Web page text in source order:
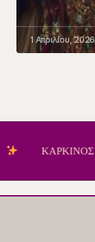
1 Απριλίου, 2026
ΚΑΡΚΙΝΟΣ